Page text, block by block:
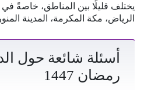
يختلف قليلًا بين المناطق، خاصةً
الرياض، مكة المكرمة، المدينة
أسئلة شائعة حول
رمضان 1447